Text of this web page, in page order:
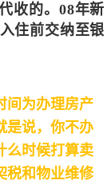
收的。08年新
入住前交纳至银
间为办理房产
是说，你不办
么时候打算卖
税和物业维修